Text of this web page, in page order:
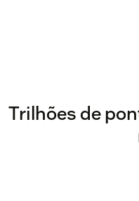
Trilhões de